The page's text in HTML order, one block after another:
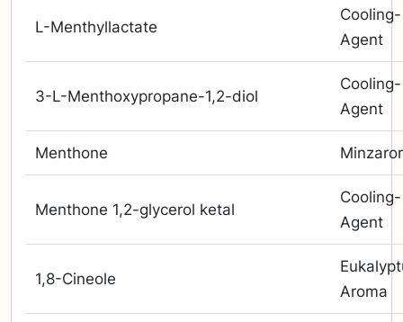
L-Menthyllactate
Cooling-
Agent
3-L-Menthoxypropane-1,2-diol
Cooling-
Agent
Menthone
Menthone 1,2-glycerol ketal
Cooling-
Agent
1,8-Cineole
Aroma